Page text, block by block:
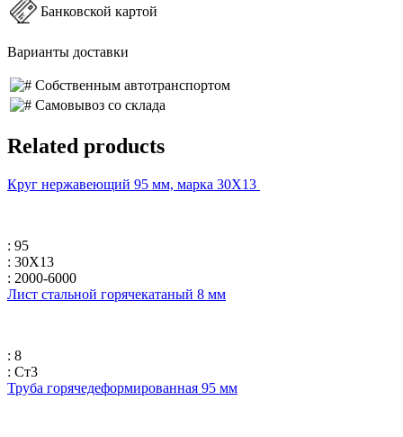
Банковской картой
Варианты доставки
Собственным автотранспортом
Самовывоз со склада
Related products
Круг нержавеющий 95 мм, марка 30Х13
: 95
: 30Х13
: 2000-6000
Лист стальной горячекатаный 8 мм
: 8
: Ст3
Труба горячедеформированная 95 мм